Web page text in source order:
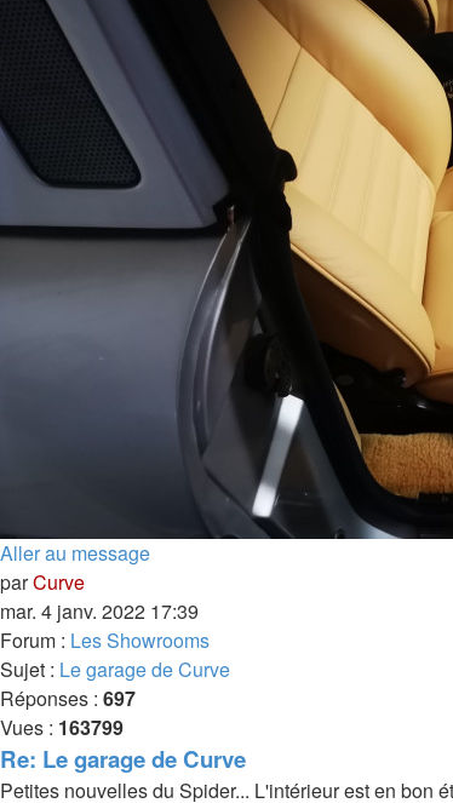
Aller au message
parCurve
mar. 4 janv. 2022 17:39
Forum : Les Showrooms
Sujet : Le garage de Curve
Réponses : 697
Vues : 163799
Re: Le garage de Curve
Petites nouvelles du Spider... L'intérieur est en bon